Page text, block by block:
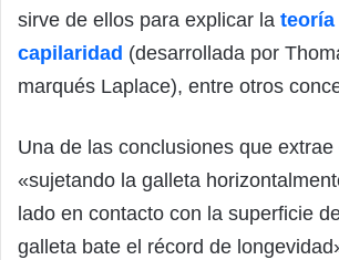
sirve de ellos para explicar la teoría
capilaridad (desarrollada por
marqués Laplace), entre otros
Una de las conclusiones que extrae
«sujetando la galleta
lado en contacto con la superficie
galleta bate el récord de